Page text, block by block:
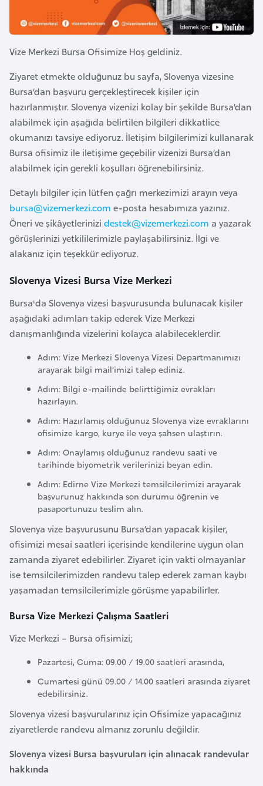
Vize Merkezi Bursa Ofisimize Hoş geldiniz.
Ziyaret etmekte olduğunuz bu sayfa, Slovenya vizesine
Bursa’dan başvuru gerçekleştirecek kişiler için
hazırlanmıştır. Slovenya vizenizi kolay bir şekilde Bursa’dan
alabilmek için aşağıda belirtilen bilgileri dikkatlice
okumanızı tavsiye ediyoruz. İletişim bilgilerimizi kullanarak
Bursa ofisimiz ile iletişime geçebilir vizenizi Bursa’dan
alabilmek için gerekli koşulları öğrenebilirsiniz.
Detaylı bilgiler için lütfen çağrı merkezimizi arayın veya
bursa@vizemerkezi.com e-posta hesabımıza yazınız.
Öneri ve şikâyetlerinizi destek@vizemerkezi.com a yazarak
görüşlerinizi yetkililerimizle paylaşabilirsiniz. İlgi ve
alakanız için teşekkür ediyoruz.
Slovenya Vizesi Bursa Vize Merkezi
Bursa'da Slovenya vizesi başvurusunda bulunacak kişiler
aşağıdaki adımları takip ederek Vize Merkezi
danışmanlığında vizelerini kolayca alabileceklerdir.
Adım: Vize Merkezi Slovenya Vizesi Departmanımızı
arayarak bilgi mail’imizi talep ediniz.
Adım: Bilgi e-mailinde belirttiğimiz evrakları
hazırlayın.
Adım: Hazırlamış olduğunuz Slovenya vize evraklarını
ofisimize kargo, kurye ile veya şahsen ulaştırın.
Adım: Onaylamış olduğunuz randevu saati ve
tarihinde biyometrik verilerinizi beyan edin.
Adım: Edirne Vize Merkezi temsilcilerimizi arayarak
başvurunuz hakkında son durumu öğrenin ve
pasaportunuzu teslim alın.
Slovenya vize başvurusunu Bursa’dan yapacak kişiler,
ofisimizi mesai saatleri içerisinde kendilerine uygun olan
zamanda ziyaret edebilirler. Ziyaret için vakti olmayanlar
ise temsilcilerimizden randevu talep ederek zaman kaybı
yaşamadan temsilcilerimizle görüşme yapabilirler.
Bursa Vize Merkezi Çalışma Saatleri
Vize Merkezi – Bursa ofisimizi;
Pazartesi, Cuma: 09.00 / 19.00 saatleri arasında,
Cumartesi günü 09.00 / 14.00 saatleri arasında ziyaret
edebilirsiniz.
Slovenya vizesi başvurularınız için Ofisimize yapacağınız
ziyaretlerde randevu almanız zorunlu değildir.
Slovenya vizesi Bursa başvuruları için alınacak randevular
hakkında
y
B
a
n
g
l
a
d
ş
B
e
l
a
u
s
i
n
B
o
a
e
k
B